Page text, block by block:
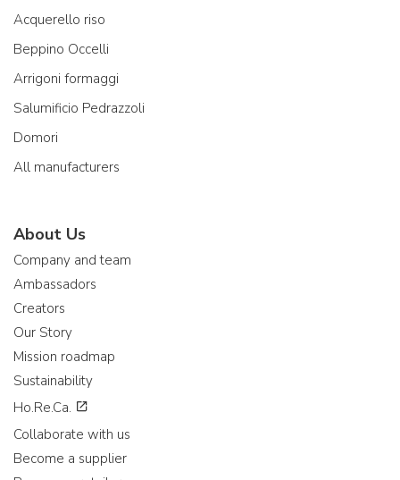
Acquerello riso
Beppino Occelli
Arrigoni formaggi
Salumificio Pedrazzoli
Domori
All manufacturers
About Us
Company and team
Ambassadors
Creators
Our Story
Mission roadmap
Sustainability
Ho.Re.Ca.
Collaborate with us
Become a supplier